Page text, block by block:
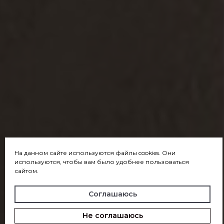
На данном сайте используются файлы cookies. Они
используются, чтобы вам было удобнее пользоваться
сайтом.
Соглашаюсь
Не соглашаюсь